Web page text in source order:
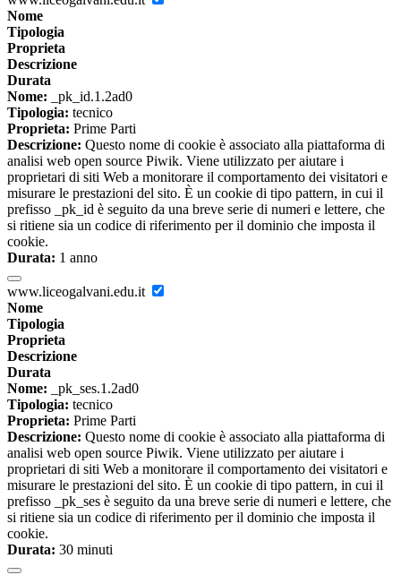
Nome
Tipologia
Proprieta
Descrizione
Durata
Nome: _pk_id.1.2ad0
Tipologia: tecnico
Proprieta: Prime Parti
Descrizione: Questo nome di cookie è associato alla piattaforma di
analisi web open source Piwik. Viene utilizzato per aiutare i
proprietari di siti Web a monitorare il comportamento dei visitatori e
misurare le prestazioni del sito. È un cookie di tipo pattern, in cui il
prefisso _pk_id è seguito da una breve serie di numeri e lettere, che
si ritiene sia un codice di riferimento per il dominio che imposta il
cookie.
Durata: 1 anno
www.liceogalvani.edu.it
Nome
Tipologia
Proprieta
Descrizione
Durata
Nome: _pk_ses.1.2ad0
Tipologia: tecnico
Proprieta: Prime Parti
Descrizione: Questo nome di cookie è associato alla piattaforma di
analisi web open source Piwik. Viene utilizzato per aiutare i
proprietari di siti Web a monitorare il comportamento dei visitatori e
misurare le prestazioni del sito. È un cookie di tipo pattern, in cui il
prefisso _pk_ses è seguito da una breve serie di numeri e lettere, che
si ritiene sia un codice di riferimento per il dominio che imposta il
cookie.
Durata: 30 minuti